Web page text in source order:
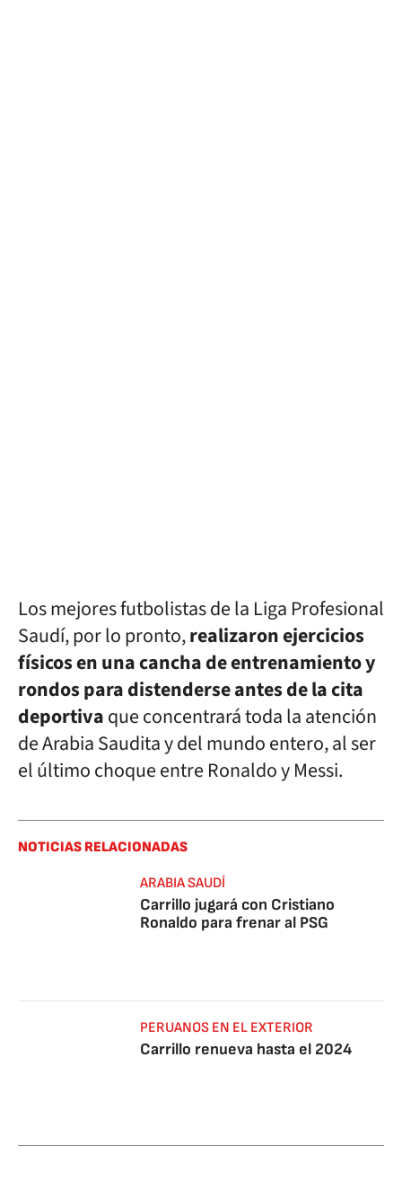
Los mejores futbolistas de la Liga Profesional
Saudí, por lo pronto,realizaron ejercicios
físicos en una cancha de entrenamiento y
rondos para distenderse antes de la cita
deportivaque concentrará toda la atención
de Arabia Saudita y del mundo entero, al ser
el último choque entre Ronaldo y Messi.
NOTICIAS RELACIONADAS
ARABIA SAUDÍ
Carrillo jugará con Cristiano
Ronaldo para frenar al PSG
PERUANOS EN EL EXTERIOR
Carrillo renueva hasta el 2024